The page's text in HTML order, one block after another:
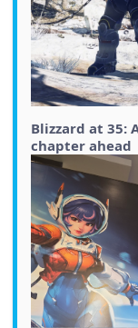
Blizzard at 35:
chapter ahead